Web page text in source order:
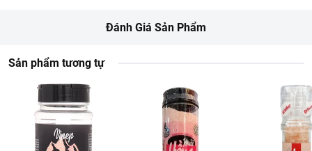
Đánh Giá Sản Phẩm
Sản phẩm tương tự